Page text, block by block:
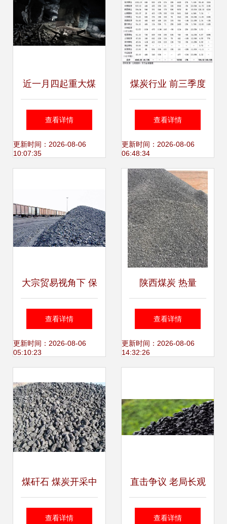
近一月四起重大煤
矿事故敲响警钟，
国家煤监局强调严
查看详情
更新时间：2026-08-06
10:07:35
煤炭行业 前三季度
业绩同比大幅改
善，高景气度延续
下的机遇与挑战
查看详情
更新时间：2026-08-06
06:48:34
大宗贸易视角下 保
供煤与长协煤的异
同解析及其市场重
查看详情
更新时间：2026-08-06
05:10:23
陕西煤炭 热量
6100大卡/千克，
卓越品质引领化工
查看详情
更新时间：2026-08-06
14:32:26
煤矸石 煤炭开采中
的“灰色伙伴”
查看详情
直击争议 老局长观
点存偏，煤炭化工
查看详情